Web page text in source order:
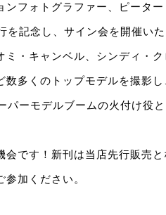
ンフォトグラファー、ピータ
を記念し、サイン会を開催いた
ミ・キャンベル、シンディ・
数多くのトップモデルを撮影
パーモデルブームの火付け役
会です！新刊は当店先行販売
加ください。